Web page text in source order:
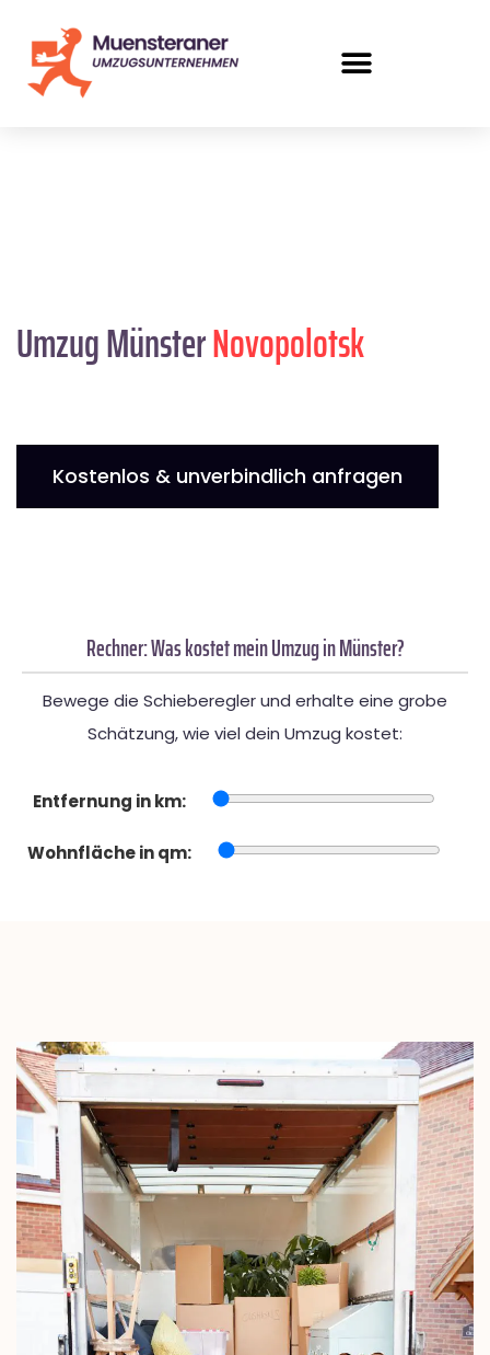
Umzug MünsterNovopolotsk
Kostenlos & unverbindlich anfragen
Rechner: Was kostet mein Umzug in Münster?
Bewege die Schieberegler und erhalte eine grobe
Schätzung, wie viel dein Umzug kostet:
Entfernung in km:
Wohnfläche in qm: